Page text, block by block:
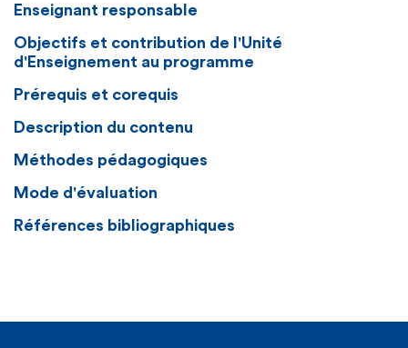
Enseignant responsable
Objectifs et contribution de l'Unité
d'Enseignement au programme
Prérequis et corequis
Description du contenu
Méthodes pédagogiques
Mode d'évaluation
Références bibliographiques